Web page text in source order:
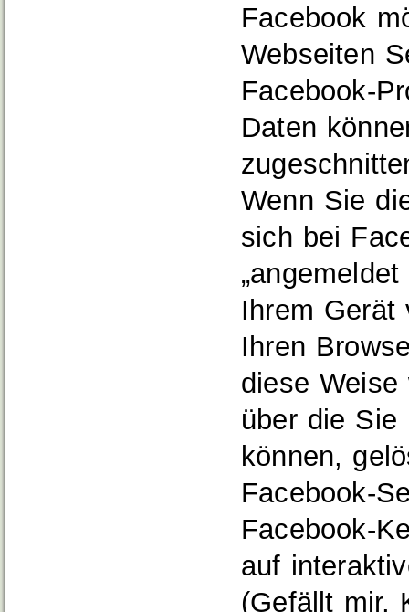
Facebook
Webseiten
Daten
Wenn Sie
sich bei
Ihrem Gerät
Ihren
diese Weise
über die Sie
können,
auf
(Gefällt mir,